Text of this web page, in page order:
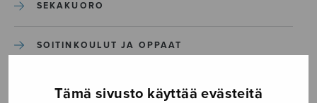
Tämä sivusto käyttää evästeitä
SEKAKUORO
SOITINKOULUT JA OPPAAT